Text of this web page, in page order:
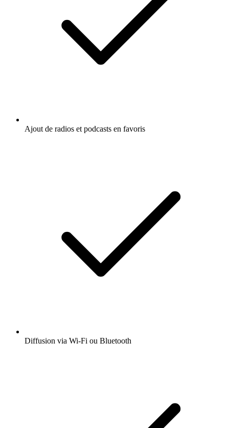
Ajout de radios et podcasts en favoris
Diffusion via Wi-Fi ou Bluetooth